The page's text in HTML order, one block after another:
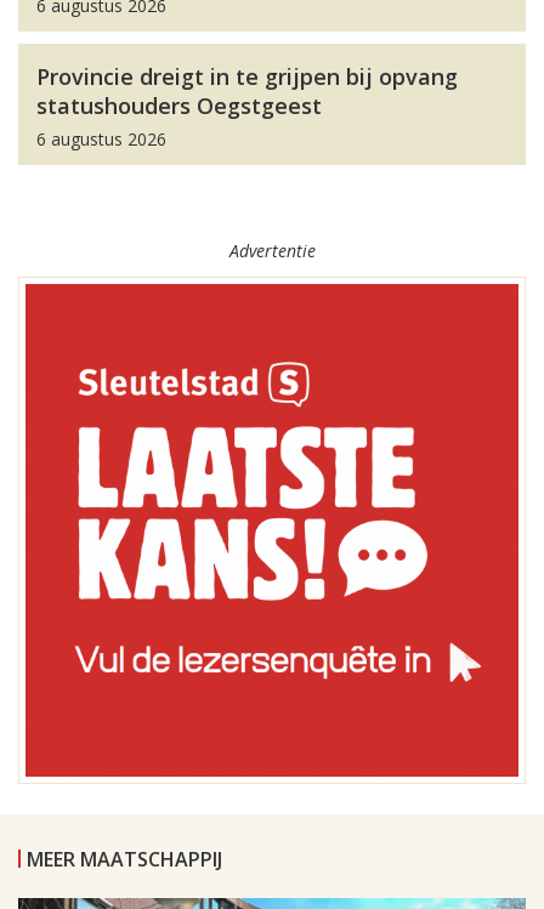
6 augustus 2026
Provincie dreigt in te grijpen bij opvang
statushouders Oegstgeest
6 augustus 2026
Advertentie
MEER MAATSCHAPPIJ